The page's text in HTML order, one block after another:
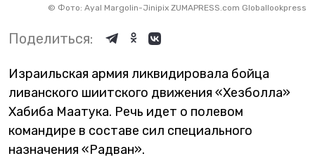
© Фото: Ayal Margolin-Jinipix ZUMAPRESS.com Globallookpress
Поделиться:
Израильская армия ликвидировала бойца
ливанского шиитского движения «Хезболла»
Хабиба Маатука. Речь идет о полевом
командире в составе сил специального
назначения «Радван».